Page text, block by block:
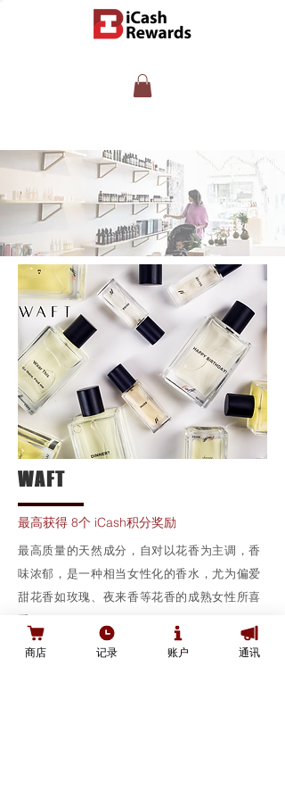
WAFT
最高获得 8个 iCash积分奖励
最高质量的天然成分，自对以花香为主调，香
味浓郁，是一种相当女性化的香水，尤为偏爱
甜花香如玫瑰、夜来香等花香的成熟女性所喜
爱。
备注：请通过以下专属链接购买
商店 记录 账户 通讯